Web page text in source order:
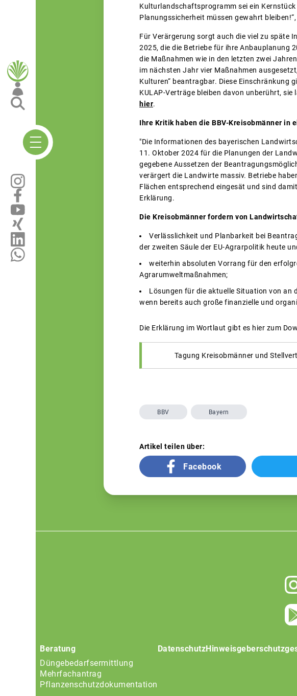
Kulturlandschaftsprogramm sei ein
Planungssicherheit müssen gewahrt
Für Verärgerung sorgt auch die viel zu
2025, die die Betriebe für ihre Anbauplanung
die Maßnahmen wie in den letzten zwei
im nächsten Jahr vier Maßnahmen
Kulturen“ beantragbar. Diese
KULAP-Verträge bleiben davon unberührt,
hier.
Ihre Kritik haben die BBV-Kreisobmänner in
"Die Informationen des bayerischen
11. Oktober 2024 für die Planungen der
gegebene Aussetzen der
verärgert die Landwirte massiv. Betriebe
Flächen entsprechend eingesät und sind
Erklärung.
Die Kreisobmänner fordern von
Verlässlichkeit und Planbarkeit bei
der zweiten Säule der EU-Agrarpolitik heute
weiterhin absoluten Vorrang für den
Agrarumweltmaßnahmen;
Lösungen für die aktuelle Situation von an
wenn bereits auch große finanzielle und
Die Erklärung im Wortlaut gibt es hier zum
Tagung Kreisobmänner und
BBV Bayern
Artikel teilen über:
Facebook
Beratung
Düngebedarfsermittlung
Mehrfachantrag
Pflanzenschutzdokumentation
Datenschutz